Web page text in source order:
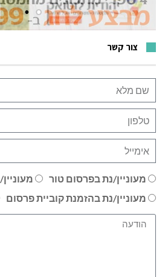
צור קשר
מעוניין/נת בפרסום טור
מעוניין/נת בהזמנת קוביית פרסום